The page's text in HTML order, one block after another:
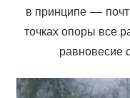
в принципе —
точках опоры все
равновесие